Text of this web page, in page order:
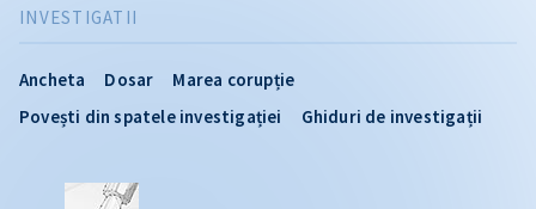
INVESTIGATII
Ancheta Dosar
Marea corupție
Povești din spatele investigației
Ghiduri de investigații